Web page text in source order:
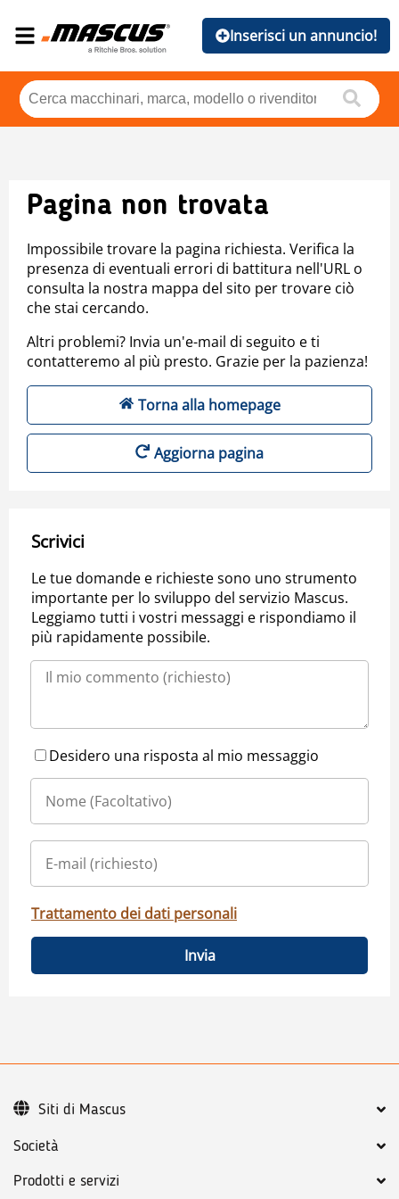
Inserisci un annuncio!
Pagina non trovata
Impossibile trovare la pagina richiesta. Verifica la
presenza di eventuali errori di battitura nell'URL o
consulta la nostra mappa del sito per trovare ciò
che stai cercando.
Altri problemi? Invia un'e-mail di seguito e ti
contatteremo al più presto. Grazie per la pazienza!
Torna alla homepage
Aggiorna pagina
Scrivici
Le tue domande e richieste sono uno strumento
importante per lo sviluppo del servizio Mascus.
Leggiamo tutti i vostri messaggi e rispondiamo il
più rapidamente possibile.
Desidero una risposta al mio messaggio
Trattamento dei dati personali
Invia
Società
Prodotti e servizi
Siti di Mascus